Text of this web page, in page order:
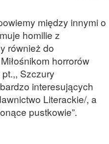
między innymi o
homilie z
również do
horrorów
Szczury
interesujących
Literackie/, a
pustkowie”.